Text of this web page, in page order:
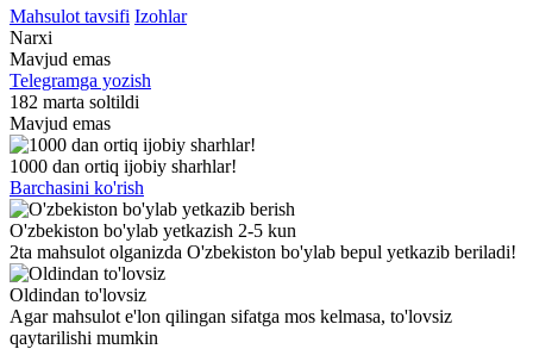
Mahsulot tavsifi Izohlar
Narxi
Mavjud emas
Telegramga yozish
182 marta soltildi
Mavjud emas
1000 dan ortiq ijobiy sharhlar!
Barchasini ko'rish
O'zbekiston bo'ylab yetkazish 2-5 kun
2ta mahsulot olganizda O'zbekiston bo'ylab bepul yetkazib beriladi!
Oldindan to'lovsiz
Agar mahsulot e'lon qilingan sifatga mos kelmasa, to'lovsiz
qaytarilishi mumkin